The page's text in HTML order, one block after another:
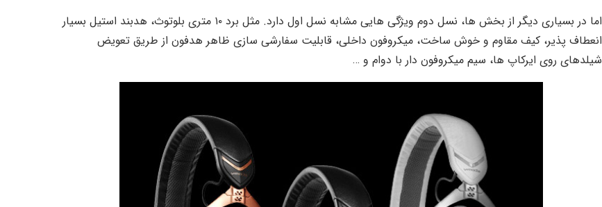
اما در بسیاری دیگر از بخش ها، نسل دوم ویژگی هایی مشابه نسل اول دارد. مثل برد ۱۰ متری بلوتوث، هدبند استیل بسیار
انعطاف پذیر، کیف مقاوم و خوش ساخت، میکروفون داخلی، قابلیت سفارشی سازی ظاهر هدفون از طریق تعویض
شیلدهای روی ایرکاپ ها، سیم میکروفون دار با دوام و …